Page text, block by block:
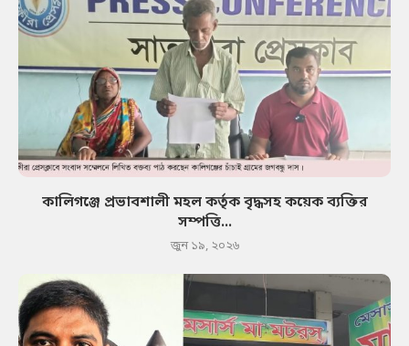
কালিগঞ্জে প্রভাবশালী মহল কর্তৃক বৃদ্ধসহ কয়েক ব্যক্তির
সম্পত্তি...
জুন ১৯, ২০২৬